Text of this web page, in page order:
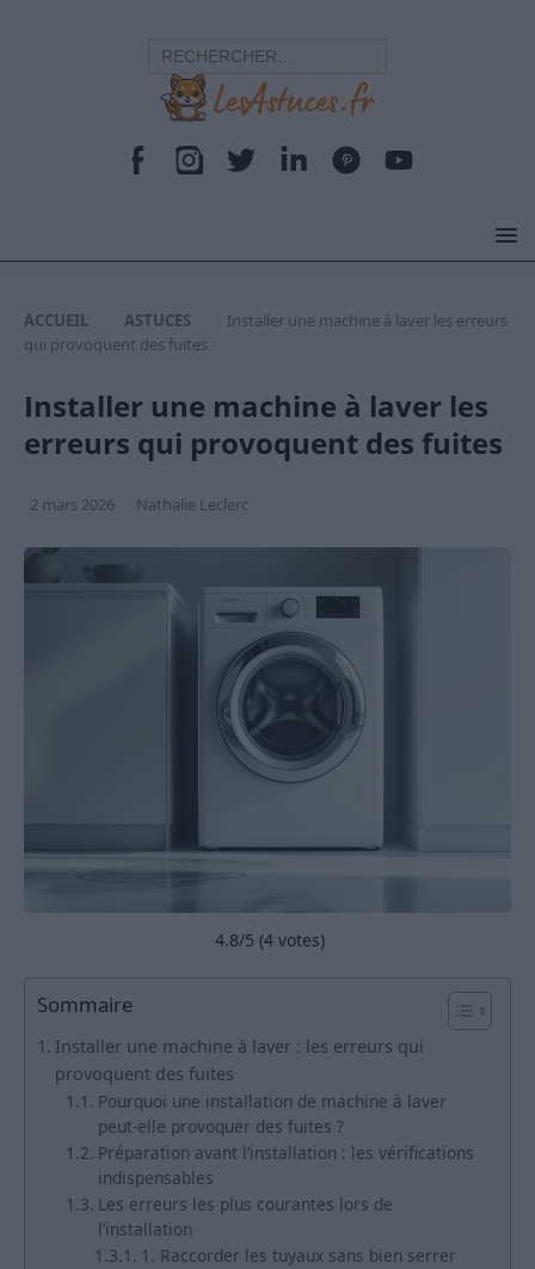
ACCUEIL ASTUCES
Installer une machine à laver les erreurs
qui provoquent des fuites
Installer une machine à laver les
erreurs qui provoquent des fuites
2 mars 2026 Nathalie Leclerc
4.8/5 (4 votes)
Sommaire
Installer une machine à laver : les erreurs qui
provoquent des fuites
Pourquoi une installation de machine à laver
peut-elle provoquer des fuites ?
Préparation avant l’installation : les vérifications
indispensables
Les erreurs les plus courantes lors de
l’installation
1. Raccorder les tuyaux sans bien serrer